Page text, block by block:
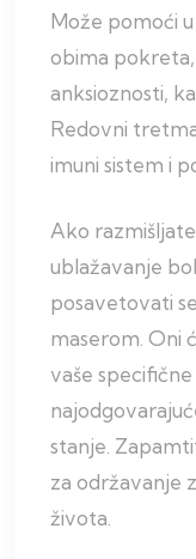
Može pomoći
obima pokreta,
anksioznosti,
Redovni
imuni sistem i
Ako
ublažavanje
posavetovati
maserom. Oni
vaše
stanje.
za održavanje
života.